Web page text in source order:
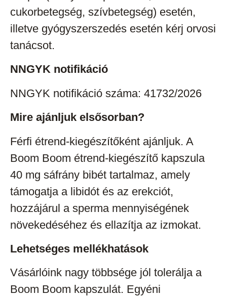
cukorbetegség, szívbetegség) esetén,
illetve gyógyszerszedés esetén kérj orvosi
tanácsot.
NNGYK notifikáció
NNGYK notifikáció száma: 41732/2026
Mire ajánljuk elsősorban?
Férfi étrend-kiegészítőként ajánljuk. A
Boom Boom étrend-kiegészítő kapszula
40 mg sáfrány bibét tartalmaz, amely
támogatja a libidót és az erekciót,
hozzájárul a sperma mennyiségének
növekedéséhez és ellazítja az izmokat.
Lehetséges mellékhatások
Vásárlóink nagy többsége jól tolerálja a
Boom Boom kapszulát. Egyéni